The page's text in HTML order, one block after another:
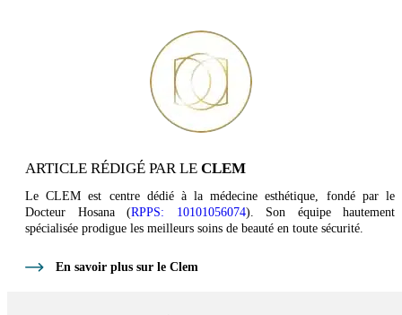
ARTICLE RÉDIGÉ PAR LE CLEM
Le CLEM est centre dédié à la médecine esthétique, fondé par le
Docteur Hosana (RPPS: 10101056074). Son équipe hautement
spécialisée prodigue les meilleurs soins de beauté en toute sécurité.
En savoir plus sur le Clem